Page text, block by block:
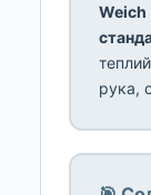
Weich
рука,